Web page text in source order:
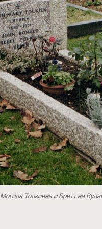
Могила Толкиена и Бретт на